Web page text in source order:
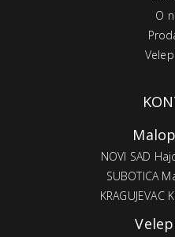
O
NOVI SAD
SUBOTICA